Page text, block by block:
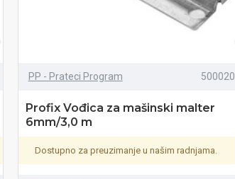
PP - Prateci Program 500020
Profix Vođica za mašinski malter
6mm/3,0 m
Dostupno za preuzimanje u našim radnjama.